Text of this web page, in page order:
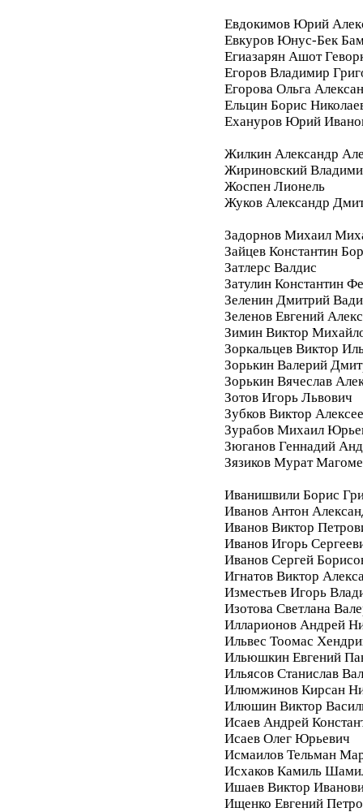
Евдокимов Юрий
Евкуров Юнус-Бек
Егиазарян Ашот
Егоров Владимир
Егорова Ольга
Ельцин Борис
Ехануров Юрий
Жилкин Александр
Жириновский
Жоспен Лионель
Жуков Александр
Задорнов Михаил
Зайцев Константин
Затлерс Валдис
Затулин Константин
Зеленин Дмитрий
Зеленов Евгений
Зимин Виктор
Зоркальцев Виктор
Зорькин Валерий
Зорькин Вячеслав
Зотов Игорь Львович
Зубков Виктор
Зурабов Михаил
Зюганов Геннадий
Зязиков Мурат
Иванишвили Борис
Иванов Антон
Иванов Виктор
Иванов Игорь
Иванов Сергей
Игнатов Виктор
Изместьев Игорь
Изотова Светлана
Илларионов Андрей
Ильвес Тоомас
Ильюшкин Евгений
Ильясов Станислав
Илюмжинов Кирсан
Илюшин Виктор
Исаев Андрей
Исаев Олег Юрьевич
Исмаилов Тельман
Исхаков Камиль
Ишаев Виктор
Ищенко Евгений